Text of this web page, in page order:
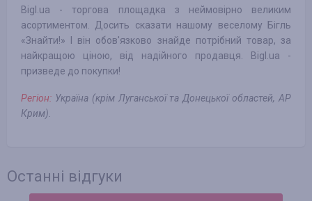
Bigl.ua - торгова площадка з неймовірно великим
асортиментом. Досить сказати нашому веселому Бігль
«Знайти!» І він обов'язково знайде потрібний товар, за
найкращою ціною, від надійного продавця. Bigl.ua -
призведе до покупки!
Регіон: Україна (крім Луганської та Донецької областей, АР
Крим).
Останні відгуки